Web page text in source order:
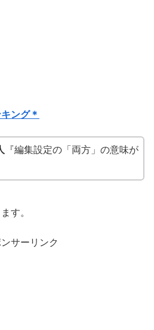
ング＊
『編集設定の「両方」の意味が
す。
サーリンク